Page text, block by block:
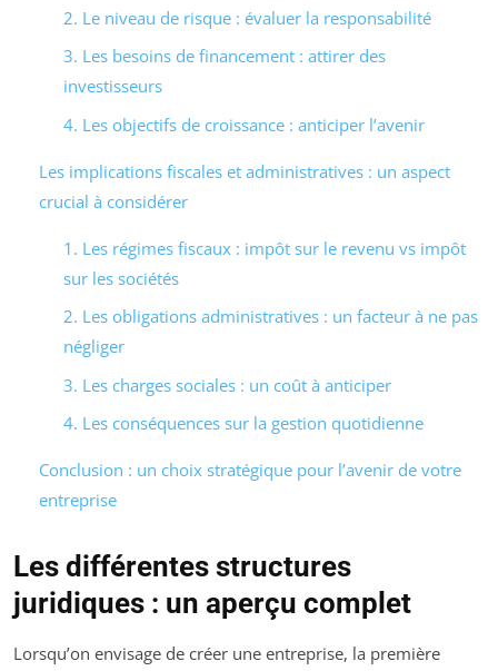
2. Le niveau de risque : évaluer la responsabilité
3. Les besoins de financement : attirer des
investisseurs
4. Les objectifs de croissance : anticiper l’avenir
Les implications fiscales et administratives : un aspect
crucial à considérer
1. Les régimes fiscaux : impôt sur le revenu vs impôt
sur les sociétés
2. Les obligations administratives : un facteur à ne pas
négliger
3. Les charges sociales : un coût à anticiper
4. Les conséquences sur la gestion quotidienne
Conclusion : un choix stratégique pour l’avenir de votre
entreprise
Les différentes structures
juridiques : un aperçu complet
Lorsqu’on envisage de créer une entreprise, la première